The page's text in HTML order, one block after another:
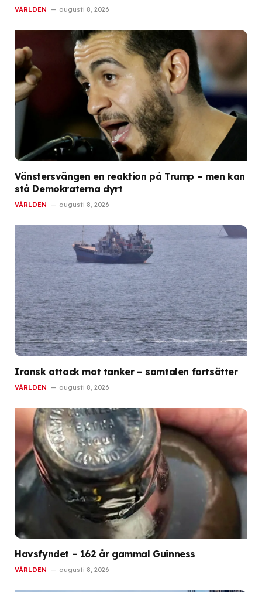
VÄRLDEN augusti 8, 2026
Vänstersvängen en reaktion på Trump – men kan
stå Demokraterna dyrt
VÄRLDEN augusti 8, 2026
Iransk attack mot tanker – samtalen fortsätter
VÄRLDEN augusti 8, 2026
Havsfyndet – 162 år gammal Guinness
VÄRLDEN augusti 8, 2026